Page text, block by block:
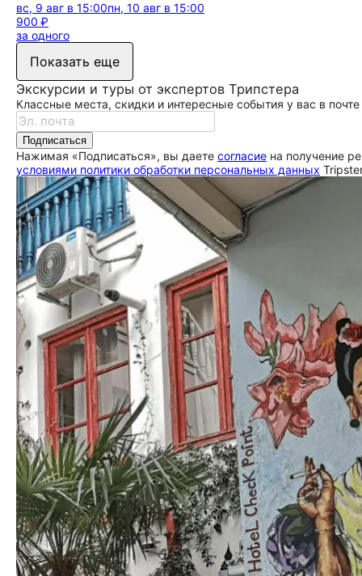
вс, 9 авг в 15:00пн, 10 авг в 15:00
900 ₽
за одного
Показать еще
Экскурсии и туры от экспертов Трипстера
Классные места, скидки и интересные события у вас в почте
Подписаться
Нажимая «Подписаться», вы даете согласие на получение
условиями политики обработки персональных данных